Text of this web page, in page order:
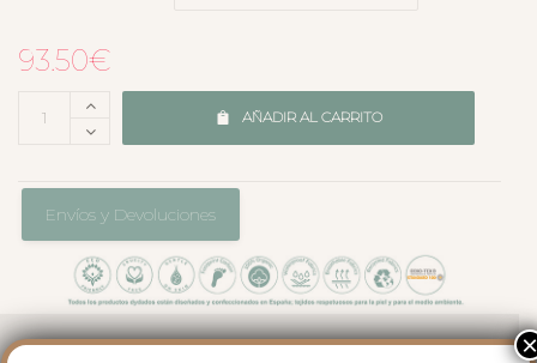
93.50€
AÑADIR AL CARRITO
Envíos y Devoluciones
×